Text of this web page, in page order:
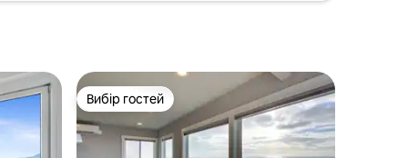
Вибір гостей
Вибір гостей